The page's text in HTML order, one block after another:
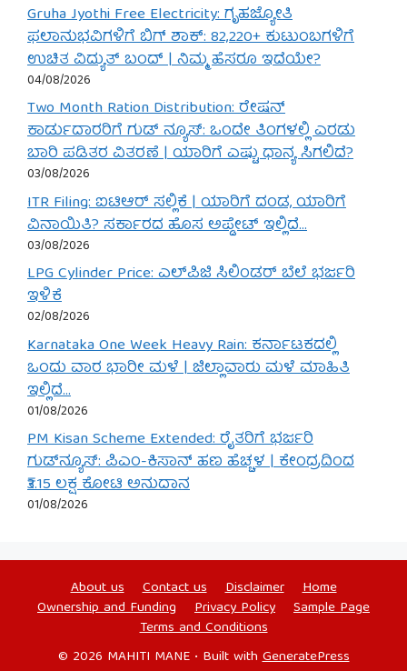
Gruha Jyothi Free Electricity: ಗೃಹಜ್ಯೋತಿ
ಫಲಾನುಭವಿಗಳಿಗೆ ಬಿಗ್ ಶಾಕ್: 82,220+ ಕುಟುಂಬಗಳಿಗೆ
ಉಚಿತ ವಿದ್ಯುತ್ ಬಂದ್ | ನಿಮ್ಮ ಹೆಸರೂ ಇದೆಯೇ?
04/08/2026
Two Month Ration Distribution: ರೇಷನ್
ಕಾರ್ಡುದಾರರಿಗೆ ಗುಡ್ ನ್ಯೂಸ್: ಒಂದೇ ತಿಂಗಳಲ್ಲಿ ಎರಡು
ಬಾರಿ ಪಡಿತರ ವಿತರಣೆ | ಯಾರಿಗೆ ಎಷ್ಟು ಧಾನ್ಯ ಸಿಗಲಿದೆ?
03/08/2026
ITR Filing: ಐಟಿಆರ್ ಸಲ್ಲಿಕೆ | ಯಾರಿಗೆ ದಂಡ, ಯಾರಿಗೆ
ವಿನಾಯಿತಿ? ಸರ್ಕಾರದ ಹೊಸ ಅಪ್ಡೇಟ್ ಇಲ್ಲಿದೆ…
03/08/2026
LPG Cylinder Price: ಎಲ್‌ಪಿಜಿ ಸಿಲಿಂಡರ್ ಬೆಲೆ ಭರ್ಜರಿ
ಇಳಿಕೆ
02/08/2026
Karnataka One Week Heavy Rain: ಕರ್ನಾಟಕದಲ್ಲಿ
ಒಂದು ವಾರ ಭಾರೀ ಮಳೆ | ಜಿಲ್ಲಾವಾರು ಮಳೆ ಮಾಹಿತಿ
ಇಲ್ಲಿದೆ…
01/08/2026
PM Kisan Scheme Extended: ರೈತರಿಗೆ ಭರ್ಜರಿ
ಗುಡ್‌ನ್ಯೂಸ್: ಪಿಎಂ-ಕಿಸಾನ್ ಹಣ ಹೆಚ್ಚಳ | ಕೇಂದ್ರದಿಂದ
₹3.15 ಲಕ್ಷ ಕೋಟಿ ಅನುದಾನ
01/08/2026
About us Contact us Disclaimer
Home
Ownership and Funding
Privacy Policy
Sample Page
Terms and Conditions
© 2026 MAHITI MANE• Built withGeneratePress